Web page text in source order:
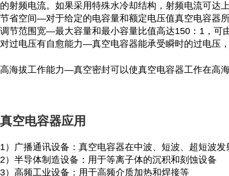
的射频电流。如果采用特殊水冷却结构，射频电流可达
节省空间—对于给定的电容量和额定电压值真空电容器
调节范围宽—最大容量和最小容量比值高达150 ： 1 ，可
对过电压有自愈能力—真空电容器能承受瞬时的过电压
高海拔工作能力—真空密封可以使真空电容器工作在高
真空电容器应用
1）广播通讯设备：真空电容器在中波、短波、超短波
2）半导体制造设备：用于等离子体的沉积和刻蚀设备
3）高频工业设备：用于高频介质加热和焊接等